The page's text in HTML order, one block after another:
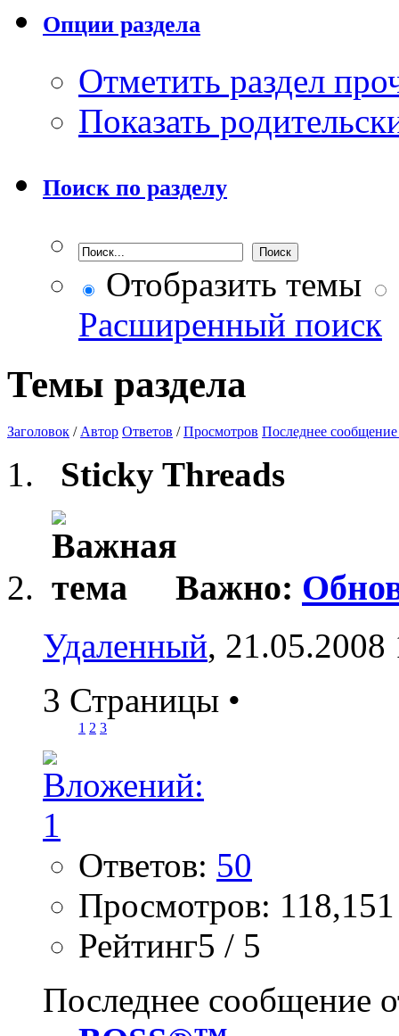
Опции раздела
Отметить раздел
Показать
Поиск по разделу
Отобразить темы
Расширенный поиск
Темы раздела
Заголовок / Автор Ответов /Просмотров Последнее сообщение
Sticky Threads
Важно:
Удаленный, 21.05.2008
3 Страницы •
1 2 3
Ответов: 50
Просмотров: 118,151
Рейтинг5 / 5
Последнее сообщение